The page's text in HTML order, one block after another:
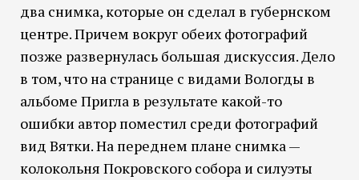
два снимка, которые он сделал в губернском
центре. Причем вокруг обеих фотографий
позже развернулась большая дискуссия. Дело
в том, что на странице с видами Вологды в
альбоме Пригла в результате какой-то
ошибки автор поместил среди фотографий
вид Вятки. На переднем плане снимка —
колокольня Покровского собора и силуэты